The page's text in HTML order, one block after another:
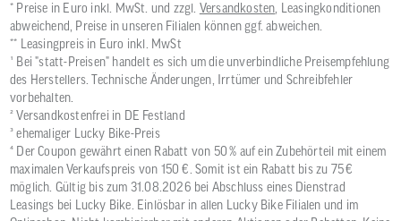
* Preise in Euro inkl. MwSt. und zzgl. Versandkosten, Leasingkonditionen
abweichend, Preise in unseren Filialen können ggf. abweichen.
** Leasingpreis in Euro inkl. MwSt
¹ Bei "statt-Preisen" handelt es sich um die unverbindliche Preisempfehlung
des Herstellers. Technische Änderungen, Irrtümer und Schreibfehler
vorbehalten.
² Versandkostenfrei in DE Festland
³ ehemaliger Lucky Bike-Preis
⁴ Der Coupon gewährt einen Rabatt von 50 % auf ein Zubehörteil mit einem
maximalen Verkaufspreis von 150 €. Somit ist ein Rabatt bis zu 75 €
möglich. Gültig bis zum 31.08.2026 bei Abschluss eines Dienstrad
Leasings bei Lucky Bike. Einlösbar in allen Lucky Bike Filialen und im